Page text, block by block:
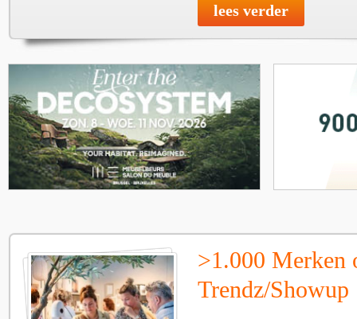
lees verder
>1.000 Merken
Trendz/Showup